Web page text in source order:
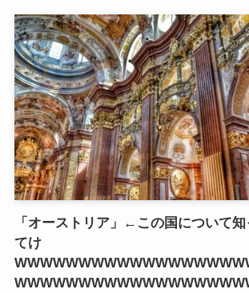
「オーストリア」←この国について
てけ